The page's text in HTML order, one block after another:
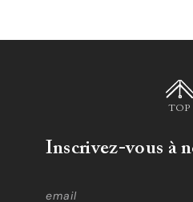
TOP
Inscrivez-vous à